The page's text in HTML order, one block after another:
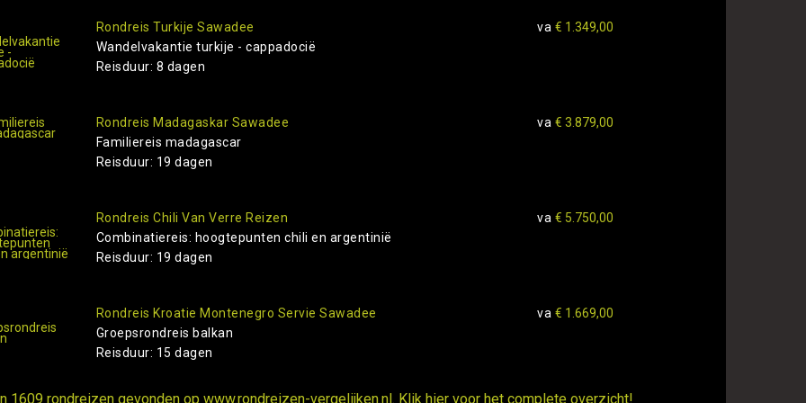
Rondreis Turkije Sawadee
Wandelvakantie turkije - cappadocië
Reisduur: 8 dagen
va € 1.349,00
Rondreis Madagaskar Sawadee
Familiereis madagascar
Reisduur: 19 dagen
va € 3.879,00
Rondreis Chili Van Verre Reizen
Combinatiereis: hoogtepunten chili en argentinië
Reisduur: 19 dagen
va € 5.750,00
Rondreis Kroatie Montenegro Servie Sawadee
Groepsrondreis balkan
Reisduur: 15 dagen
va € 1.669,00
1609 rondreizen gevonden op www.rondreizen-vergelijken.nl. Klik hier voor het complete overzicht!